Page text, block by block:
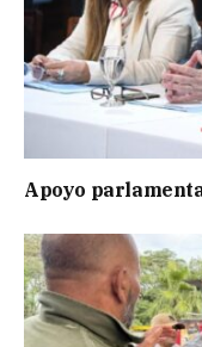
Apoyo